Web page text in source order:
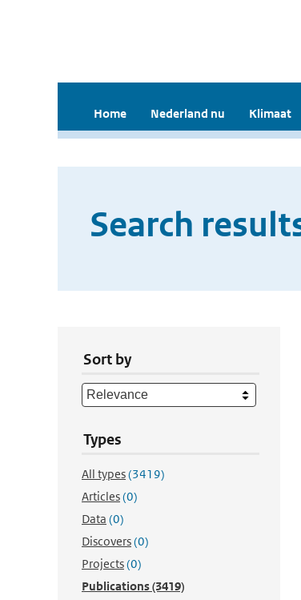
Home Nederland nu Klimaat
Search
Sort by
Types
All types(3419)
Articles(0)
Data (0)
Discovers(0)
Projects(0)
Publications(3419)